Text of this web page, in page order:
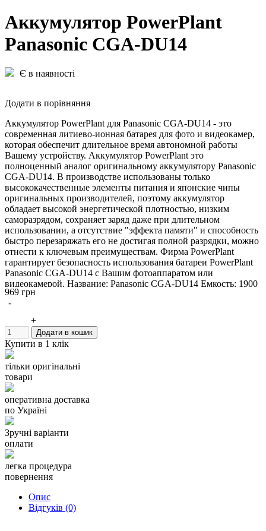
Aккумулятор PowerPlant
Panasonic CGA-DU14
Є в наявності
Додати в порівняння
Аккумулятор PowerPlant для Panasonic CGA-DU14 - это
современная литиево-ионная батарея для фото и видеокамер,
которая обеспечит длительное время автономной работы
Вашему устройству. Аккумулятор PowerPlant это
полноценный аналог оригинальному аккумулятору Panasonic
CGA-DU14. В производстве использованы только
высококачественные элементы питания и японские чипы
оригинальных производителей, поэтому аккумулятор
обладает высокой энергетической плотностью, низким
саморазрядом, сохраняет заряд даже при длительном
использовании, а отсутствие "эффекта памяти" и способность
быстро перезаряжать его не достигая полной разрядки, можно
отнести к ключевым преимуществам. Фирма PowerPlant
гарантирует безопасность использования батареи PowerPlant
Panasonic CGA-DU14 c Вашим фотоаппаратом или
видеокамерой. Название: Panasonic CGA-DU14 Емкость: 1900
mAh Тип аккумулятора: Li-ion Напряжение: 7,4V Мощность:
14.1Wh Производитель: PowerPlant Гарантия: 12 месяцев
969 грн
-
+
Додати в кошик
Купити в 1 клік
тільки оригінальні
товари
оперативна доставка
по Україні
Зручні варіанти
оплати
легка процедура
повернення
Опис
Відгуків (0)